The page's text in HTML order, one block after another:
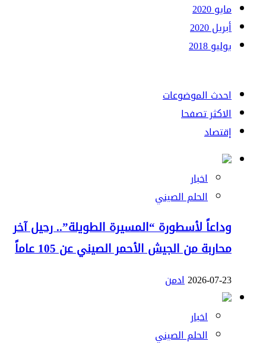
مايو 2020
أبريل 2020
يوليو 2018
احدث الموضوعات
الاكثر تصفحا
إقتصاد
اخبار
الحلم الصيني
وداعاً لأسطورة “المسيرة الطويلة”.. رحيل آخر
محاربة من الجيش الأحمر الصيني عن 105 عاماً
2026-07-23ادمن
اخبار
الحلم الصيني